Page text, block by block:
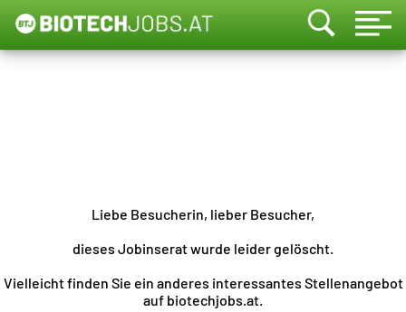
Liebe Besucherin, lieber Besucher,
dieses Jobinserat wurde leider gelöscht.
Vielleicht finden Sie ein anderes interessantes Stellenangebot
auf biotechjobs.at.